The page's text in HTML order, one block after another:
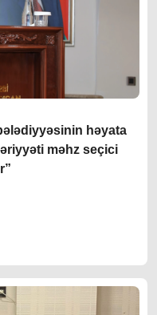
həyata
məhz seçici